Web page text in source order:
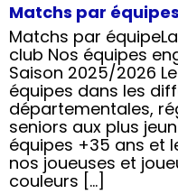
Matchs par équipes
Matchs par
club Nos équipes
Saison 2025/2026
équipes dans les
départementales,
seniors aux plus
équipes +35 ans et
nos joueuses et
couleurs […]